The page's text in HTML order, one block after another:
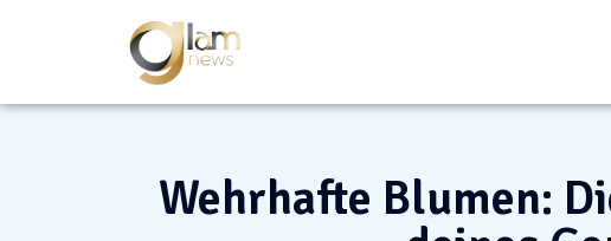
Wehrhafte Blumen: